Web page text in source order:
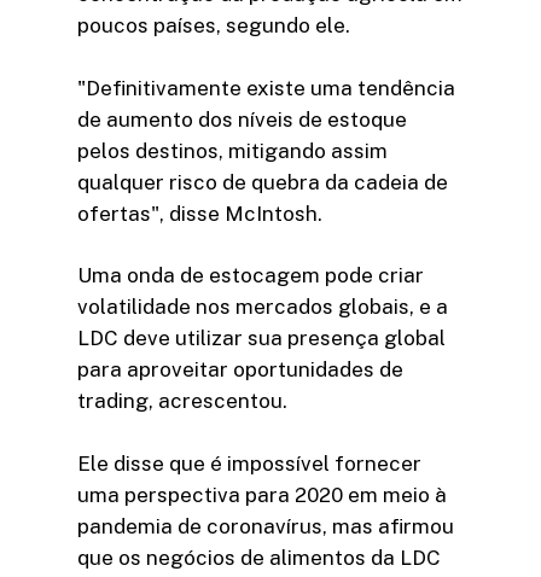
poucos países, segundo ele.
"Definitivamente existe uma tendência
de aumento dos níveis de estoque
pelos destinos, mitigando assim
qualquer risco de quebra da cadeia de
ofertas", disse McIntosh.
Uma onda de estocagem pode criar
volatilidade nos mercados globais, e a
LDC deve utilizar sua presença global
para aproveitar oportunidades de
trading, acrescentou.
Ele disse que é impossível fornecer
uma perspectiva para 2020 em meio à
pandemia de coronavírus, mas afirmou
que os negócios de alimentos da LDC